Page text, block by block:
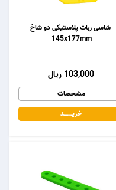
شاسی ربات پلاستیکی دو شاخ
145x177mm
103,000 ریال
مشخصات
خریـــــــد